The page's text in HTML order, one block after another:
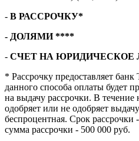
- В РАССРОЧКУ*
- ДОЛЯМИ ****
- СЧЕТ НА ЮРИДИЧЕСКОЕ
* Рассрочку предоставляет
данного способа оплаты будет
на выдачу рассрочки. В течение
одобряет или не одобряет
беспроцентная. Срок
сумма рассрочки - 500 000 руб.